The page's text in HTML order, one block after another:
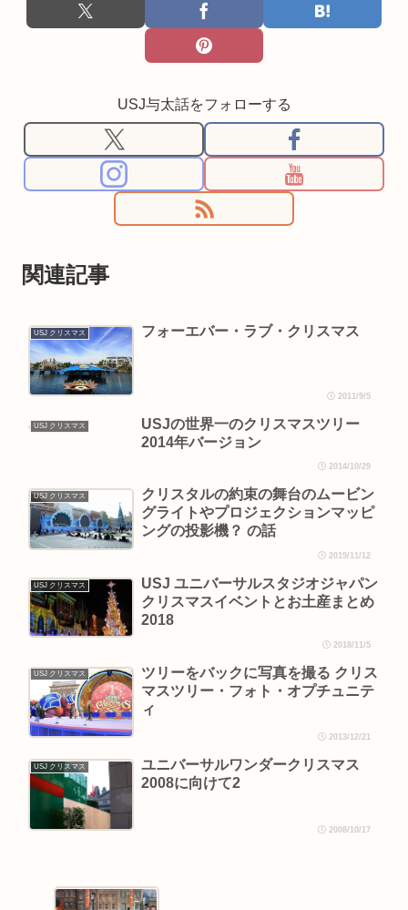
USJ与太話をフォローする
関連記事
USJ クリスマス フォーエバー・ラブ・クリスマス
2011/9/5
USJ クリスマス
USJの世界一のクリスマスツリー
2014年バージョン
2014/10/29
USJ クリスマス
クリスタルの約束の舞台のムービン
グライトやプロジェクションマッピ
ングの投影機？ の話
2019/11/12
USJ クリスマス
USJ ユニバーサルスタジオジャパン
クリスマスイベントとお土産まとめ
2018
2018/11/5
USJ クリスマス
ツリーをバックに写真を撮る クリス
マスツリー・フォト・オプチュニテ
ィ
2013/12/21
USJ クリスマス
ユニバーサルワンダークリスマス
2008に向けて2
2008/10/17